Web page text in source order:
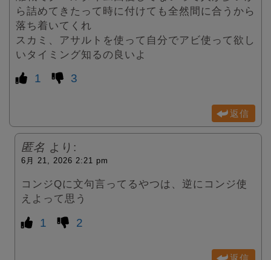
ら詰めてきたって時に付けても全然間に合うから
落ち着いてくれ
スカミ、アサルトを使って自分でアビ使って欲し
いタイミング知るの良いよ
1 3
返信
匿名 より:
6月 21, 2026 2:21 pm
コンジQに文句言ってるやつは、逆にコンジ使
えよって思う
1 2
返信